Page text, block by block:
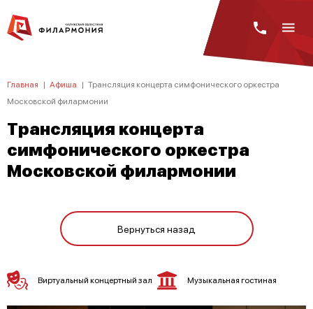
Главная | Афиша | Трансляция концерта симфонического оркестра
Московской филармонии
Трансляция концерта
симфонического оркестра
Московской филармонии
Вернуться назад
Виртуальный концертный зал Музыкальная гостиная